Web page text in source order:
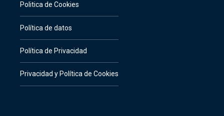
Politica de Cookies
Política de datos
Política de Privacidad
Privacidad y Política de Cookies